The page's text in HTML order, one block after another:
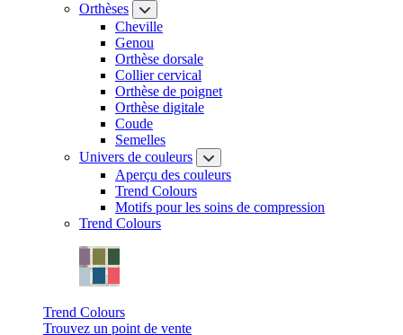
Orthèses
Cheville
Genou
Orthèse dorsale
Collier cervical
Orthèse de poignet
Orthèse digitale
Coude
Semelles
Univers de couleurs
Aperçu des couleurs
Trend Colours
Motifs pour les soins de compression
Trend Colours
Trend Colours
Trouvez un point de vente